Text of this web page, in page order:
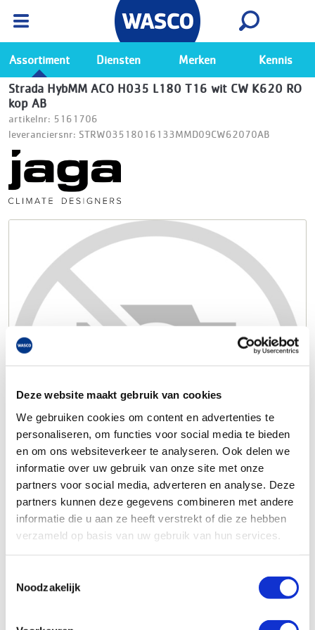
Deze website maakt gebruik van cookies
We gebruiken cookies om content en advertenties te
personaliseren, om functies voor social media te bieden
en om ons websiteverkeer te analyseren. Ook delen we
informatie over uw gebruik van onze site met onze
partners voor social media, adverteren en analyse. Deze
partners kunnen deze gegevens combineren met andere
informatie die u aan ze heeft verstrekt of die ze hebben
verzameld op basis van uw gebruik van hun services.
Noodzakelijk
Ga naar de Wasco app
Bekijk
Assortiment Diensten Merken Kennis
Strada HybMM ACO H035 L180 T16 wit CW K620 RO
kop AB
artikelnr: 5161706
leveranciersnr: STRW03518016133MMD09CW62070AB